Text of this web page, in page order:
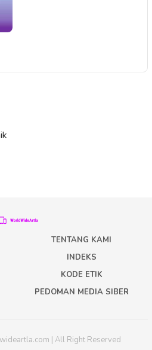
TENTANG KAMI
INDEKS
KODE ETIK
PEDOMAN MEDIA SIBER
| All Right Reserved